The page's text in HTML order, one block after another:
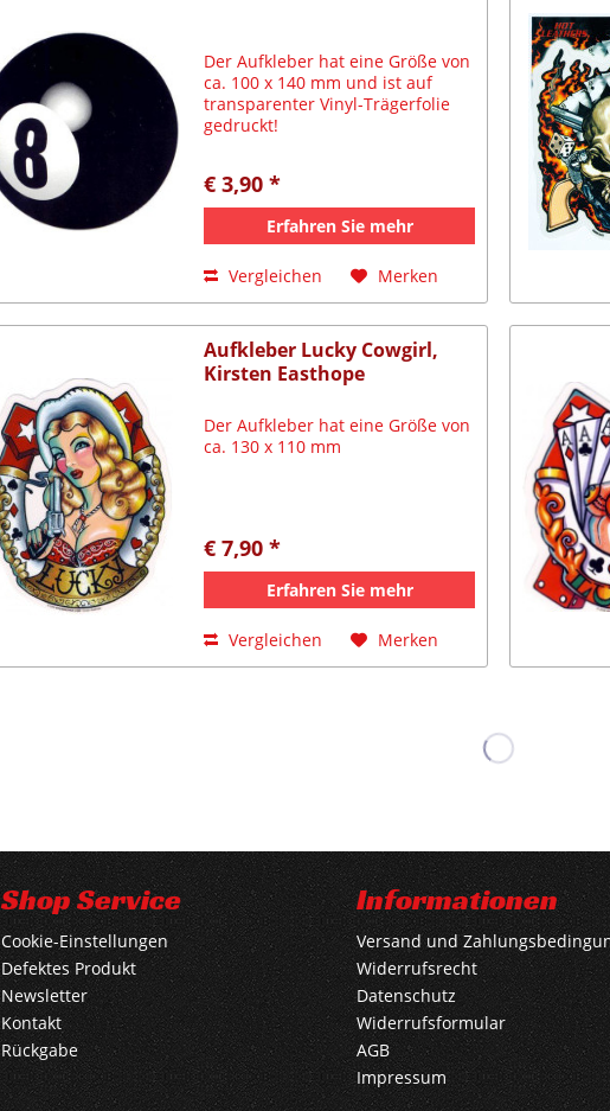
Der Aufkleber hat eine Größe von
ca. 100 x 140 mm und ist auf
transparenter Vinyl-Trägerfolie
gedruckt!
€ 3,90 *
Erfahren Sie mehr
Vergleichen Merken
Aufkleber Lucky Cowgirl,
Kirsten Easthope
Der Aufkleber hat eine Größe von
ca. 130 x 110 mm
€ 7,90 *
Erfahren Sie mehr
Vergleichen Merken
Shop Service
Cookie-Einstellungen
Defektes Produkt
Newsletter
Kontakt
Rückgabe
Informationen
Versand und
Widerrufsrecht
Datenschutz
Widerrufsformular
AGB
Impressum